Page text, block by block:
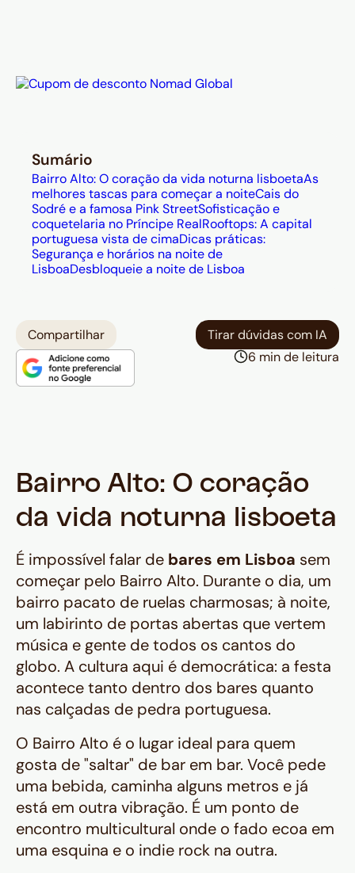
Sumário
Bairro Alto: O coração da vida noturna lisboetaAs
melhores tascas para começar a noiteCais do
Sodré e a famosa Pink StreetSofisticação e
coquetelaria no Príncipe RealRooftops: A capital
portuguesa vista de cimaDicas práticas:
Segurança e horários na noite de
LisboaDesbloqueie a noite de Lisboa
Compartilhar
Tirar dúvidas com IA
6 min de leitura
Bairro Alto: O coração
da vida noturna lisboeta
É impossível falar de bares em Lisboa sem
começar pelo Bairro Alto. Durante o dia, um
bairro pacato de ruelas charmosas; à noite,
um labirinto de portas abertas que vertem
música e gente de todos os cantos do
globo. A cultura aqui é democrática: a festa
acontece tanto dentro dos bares quanto
nas calçadas de pedra portuguesa.
O Bairro Alto é o lugar ideal para quem
gosta de "saltar" de bar em bar. Você pede
uma bebida, caminha alguns metros e já
está em outra vibração. É um ponto de
encontro multicultural onde o fado ecoa em
uma esquina e o indie rock na outra.